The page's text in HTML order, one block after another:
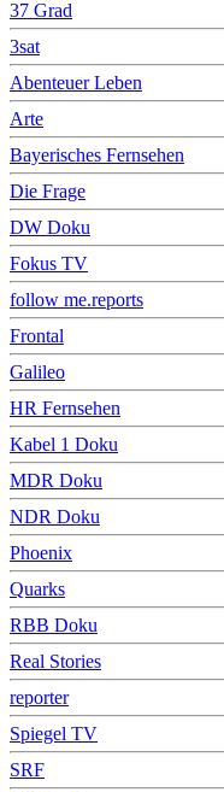
37 Grad
3sat
Abenteuer Leben
Arte
Bayerisches Fernsehen
Die Frage
DW Doku
Fokus TV
follow me.reports
Frontal
Galileo
HR Fernsehen
Kabel 1 Doku
MDR Doku
NDR Doku
Phoenix
Quarks
RBB Doku
Real Stories
reporter
Spiegel TV
SRF